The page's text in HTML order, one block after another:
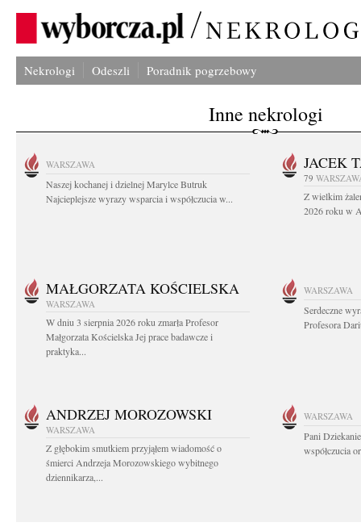
Nekrologi Odeszli Poradnik pogrzebowy
Inne nekrologi
WARSZAWA
Naszej kochanej i dzielnej Marylce Butruk
Najcieplejsze wyrazy wsparcia i współczucia w...
JACEK
79
Z wielkim
2026 roku w
MAŁGORZATA KOŚCIELSKA
WARSZAWA
W dniu 3 sierpnia 2026 roku zmarła Profesor
Małgorzata Kościelska Jej prace badawcze i
praktyka...
WARSZAWA
Serdeczne
Profesora
ANDRZEJ MOROZOWSKI
WARSZAWA
Z głębokim smutkiem przyjąłem wiadomość o
śmierci Andrzeja Morozowskiego wybitnego
dziennikarza,...
WARSZAWA
Pani
współczucia